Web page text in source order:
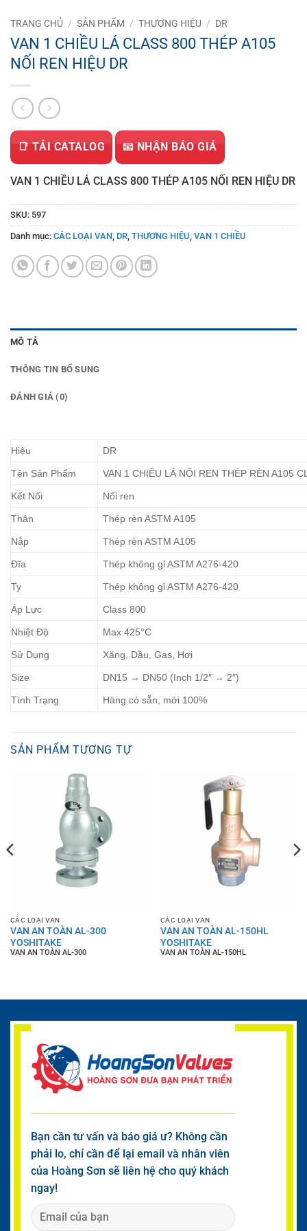
TRANG CHỦ / SẢN PHẨM / THƯƠNG HIỆU / DR
VAN 1 CHIỀU LÁ CLASS 800 THÉP A105
NỐI REN HIỆU DR
📑 TẢI CATALOG 📧 NHẬN BÁO GIÁ
VAN 1 CHIỀU LÁ CLASS 800 THÉP A105 NỐI REN HIỆU DR
SKU: 597
Danh mục: CÁC LOẠI VAN DR THƯƠNG HIỆU VAN 1 CHIỀU
MÔ TẢ
THÔNG TIN BỔ SUNG
ĐÁNH GIÁ (0)
Hiệu DR
Tên Sản Phẩm VAN 1 CHIỀU LÁ NỐI REN THÉP RÈN A105
Kết Nối Nối ren
Thân Thép rèn ASTM A105
Nắp Thép rèn ASTM A105
Đĩa Thép không gỉ ASTM A276-420
Ty Thép không gỉ ASTM A276-420
Áp Lực Class 800
Nhiệt Độ Max 425°C
Sử Dụng Xăng, Dầu, Gas, Hơi
Size DN15 → DN50 (Inch 1/2″ → 2″)
Tình Trạng Hàng có sẵn, mới 100%
SẢN PHẨM TƯƠNG TỰ
CÁC LOẠI VAN
VAN AN TOÀN AL-300
YOSHITAKE
VAN AN TOÀN AL-300
CÁC LOẠI VAN
VAN AN TOÀN AL-150HL
YOSHITAKE
VAN AN TOÀN AL-150HL
Bạn cần tư vấn và báo giá ư? Không cần
phải lo, chỉ cần để lại email và nhân viên
của Hoàng Sơn sẽ liên hệ cho quý khách
ngay!